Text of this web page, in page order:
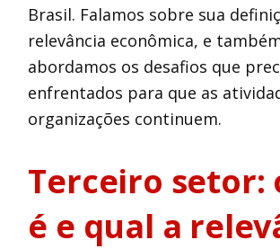
Brasil. Falamos sobre sua
relevância econômica, e
abordamos os desafios que
enfrentados para que as
organizações continuem.
Terceiro setor:
é e qual a